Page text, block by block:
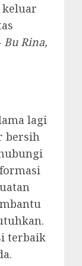
keluar
Bu Rina,
lagi
bersih
terbaik